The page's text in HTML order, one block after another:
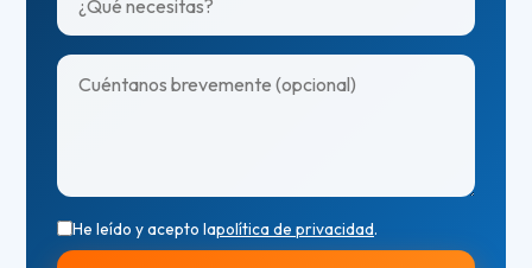
He leído y acepto lapolítica de privacidad.